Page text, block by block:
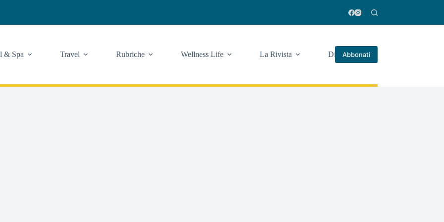
& Spa Travel Rubriche Wellness Life La Rivista Di piùAbbonati